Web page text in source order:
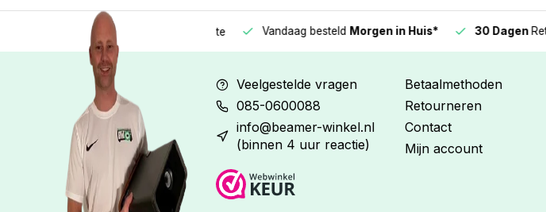
3 gelijke delen Vandaag besteldMorgen in Huis* 30 DagenRetour*
Veelgestelde vragen
085-0600088
info@beamer-winkel.nl
(binnen 4 uur reactie)
Betaalmethoden
Retourneren
Contact
Mijn account